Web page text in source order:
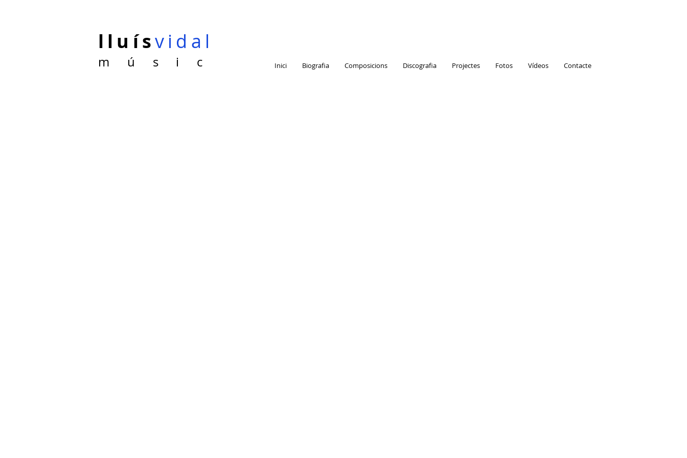
lluísvidal
m ú s i c Inici Biografia Composicions Discografia Projectes Fotos Vídeos Contacte